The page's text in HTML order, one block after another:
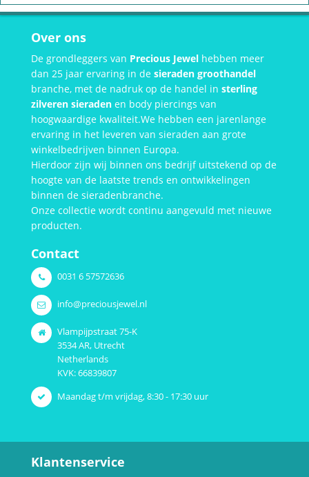
Over ons
De grondleggers van Precious Jewel hebben meer
dan 25 jaar ervaring in de sieraden groothandel
branche, met de nadruk op de handel in sterling
zilveren sieraden en body piercings van
hoogwaardige kwaliteit.We hebben een jarenlange
ervaring in het leveren van sieraden aan grote
winkelbedrijven binnen Europa.
Hierdoor zijn wij binnen ons bedrijf uitstekend op de
hoogte van de laatste trends en ontwikkelingen
binnen de sieradenbranche.
Onze collectie wordt continu aangevuld met nieuwe
producten.
Contact
0031 6 57572636
info@preciousjewel.nl
Vlampijpstraat 75-K
3534 AR, Utrecht
Netherlands
KVK: 66839807
Maandag t/m vrijdag, 8:30 - 17:30 uur
Klantenservice